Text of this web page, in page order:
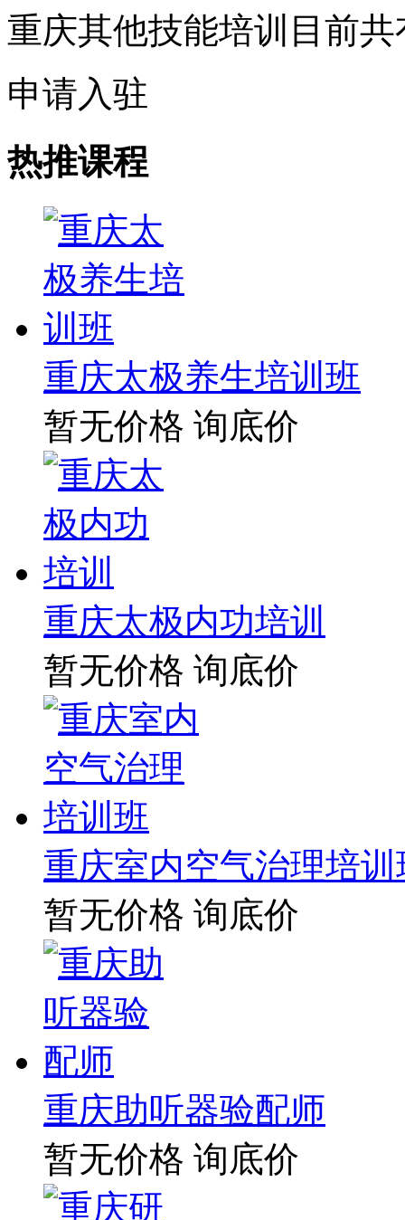
重庆其他技能培训目前
申请入驻
热推课程
重庆太极养生培训班
暂无价格 询底价
重庆太极内功培训
暂无价格 询底价
重庆室内空气治理培训
暂无价格 询底价
重庆助听器验配师
暂无价格 询底价